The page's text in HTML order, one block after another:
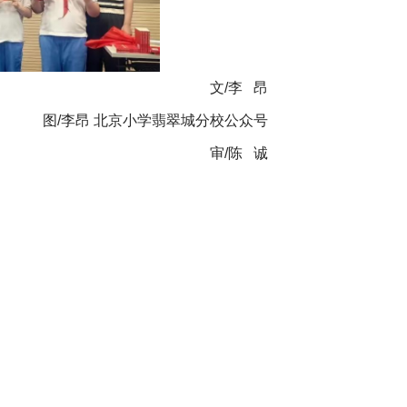
文/李 昂
图/李昂 北京小学翡翠城分校公众号
审/陈 诚